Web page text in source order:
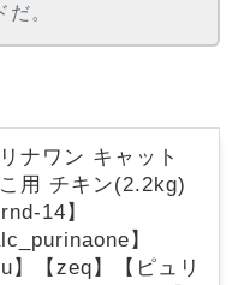
。
ナワン キャット
用 チキン(2.2kg)
14】
】
】【zeq】【ピュリ